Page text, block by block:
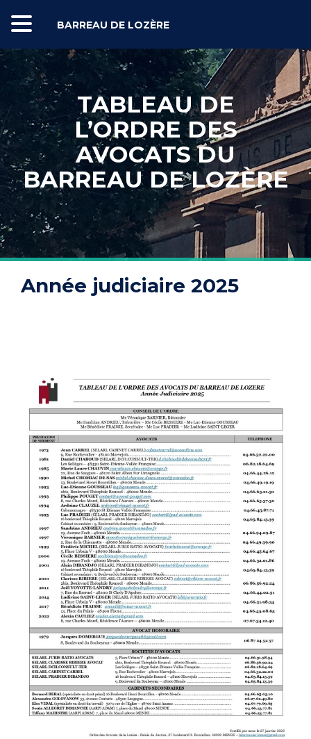
TABLEAU DE
L’ORDRE DES
AVOCATS DU
BARREAU DE LOZÈRE
Année judiciaire 2025
BARREAU DE LOZÈRE